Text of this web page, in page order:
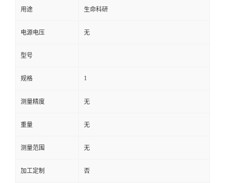
用途 生命科研
电源电压 无
型号
规格 1
测量精度 无
重量 无
测量范围 无
加工定制 否